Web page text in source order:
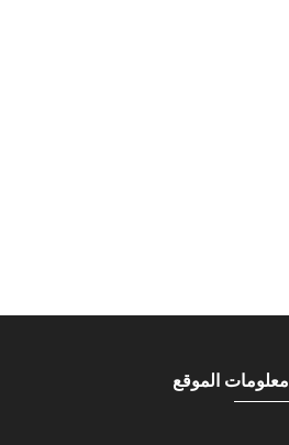
معلومات الموقع